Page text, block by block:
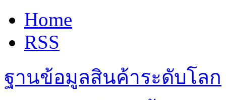
Home
RSS
ฐานข้อมูลสินค้าระดับโลก